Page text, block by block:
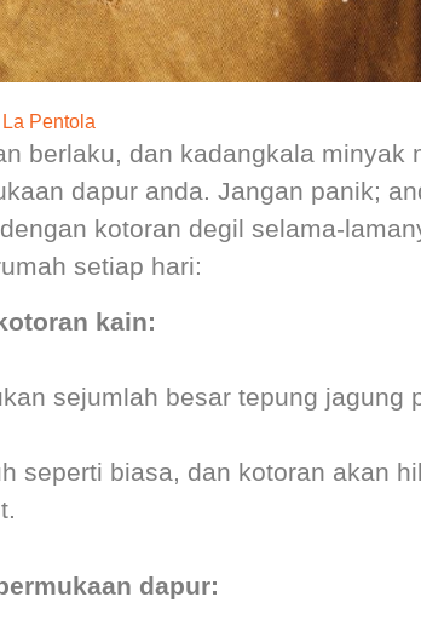
La Pentola
berlaku, dan kadangkala minyak
dapur anda. Jangan panik;
kotoran degil selama-
setiap hari:
kain:
sejumlah besar tepung jagung
seperti biasa, dan kotoran akan
dapur: